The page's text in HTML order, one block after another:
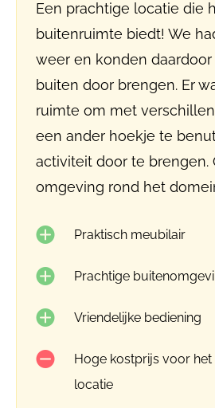
Een prachtige locatie die
buitenruimte biedt! We
weer en konden
buiten door brengen. Er
ruimte om met
een ander hoekje te
activiteit door te brengen.
omgeving rond het
Praktisch meubilair
Prachtige
Vriendelijke bediening
Hoge kostprijs voor
locatie